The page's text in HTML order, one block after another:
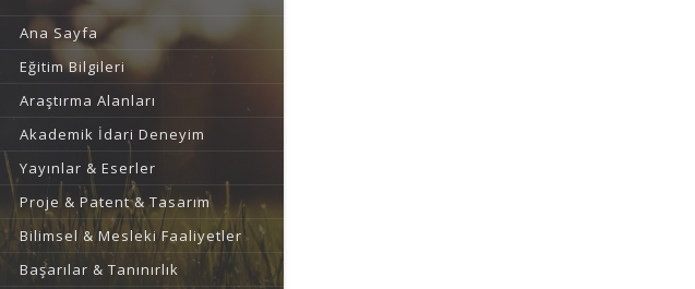
Ana Sayfa
Eğitim Bilgileri
Araştırma Alanları
Akademik İdari Deneyim
Yayınlar & Eserler
Proje & Patent & Tasarım
Bilimsel & Mesleki Faaliyetler
Başarılar & Tanınırlık